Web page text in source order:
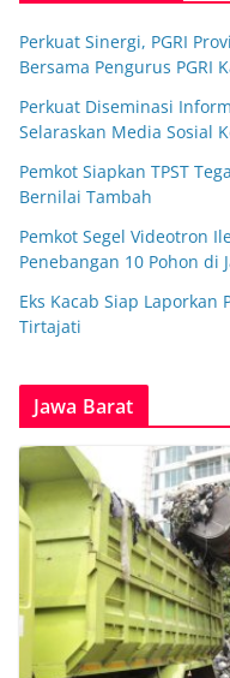
Perkuat Sinergi, PGRI
Bersama Pengurus PGRI
Perkuat Diseminasi
Selaraskan Media Sosial
Pemkot Siapkan TPST
Bernilai Tambah
Pemkot Segel Videotron
Penebangan 10 Pohon di
Eks Kacab Siap
Tirtajati
Jawa Barat